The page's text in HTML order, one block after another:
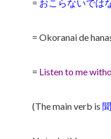
= おこらないでは
= Okoranai de
= Listen to me
(The main verb is